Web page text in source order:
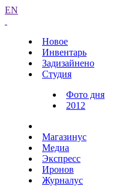
EN
Новое
Инвентарь
Задизайнено
Студия
Фото дня
2012
Магазинус
Медиа
Экспресс
Иронов
Журналус